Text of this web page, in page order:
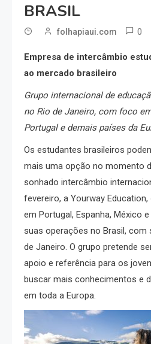
BRASIL
folhapiaui.com 0
Empresa de intercâmbio
ao mercado brasileiro
Grupo internacional de
no Rio de Janeiro, com foco
Portugal e demais países da
Os estudantes brasileiros
mais uma opção no momento
sonhado intercâmbio
fevereiro, a Yourway
em Portugal, Espanha, México
suas operações no Brasil, com
de Janeiro. O grupo pretende
apoio e referência para os
buscar mais conhecimentos e
em toda a Europa.